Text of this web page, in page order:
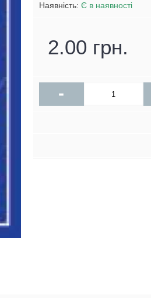
Наявність: Є в наявності
2.00 грн.
-